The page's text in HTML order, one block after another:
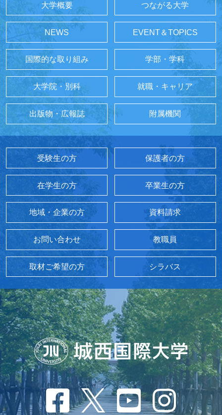
大学概要 つながる大学
NEWS EVENT＆TOPICS
国際的な取り組み 学部・学科
大学院・別科 就職・キャリア
出版物・広報誌 附属機関
受験生の方 保護者の方
在学生の方 卒業生の方
地域・企業の方 資料請求
お問い合わせ 教職員
取材ご希望の方 シラバス